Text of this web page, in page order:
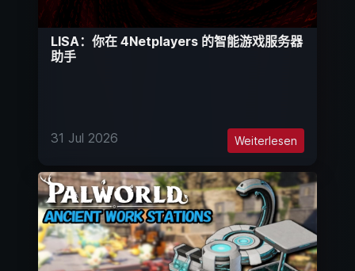
LISA：你在 4Netplayers 的智能游戏服务器
助手
31 Jul 2026 Weiterlesen